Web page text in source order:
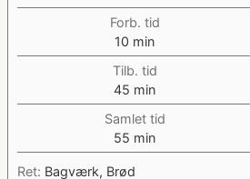
Forb. tid
10 minutter
min
Tilb. tid
45 minutter
min
Samlet tid
55 minutter
min
Ret: Bagværk, Brød